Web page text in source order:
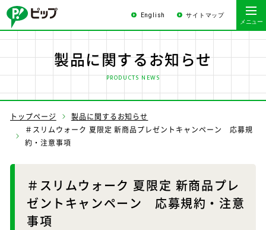
English サイトマップ
製品に関するお知らせ
PRODUCTS NEWS
トップページ
製品に関するお知らせ
＃スリムウォーク 夏限定 新商品プレゼントキャンペーン 応募規
約・注意事項
＃スリムウォーク 夏限定 新商品プレ
ゼントキャンペーン 応募規約・注意
事項